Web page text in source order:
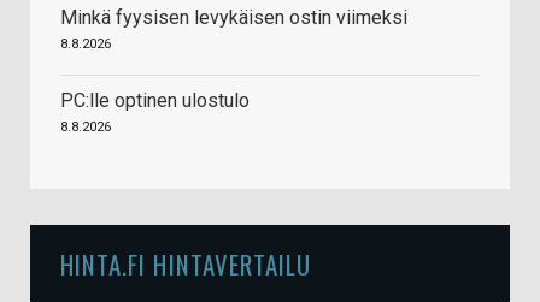
Minkä fyysisen levykäisen ostin viimeksi
8.8.2026
PC:lle optinen ulostulo
8.8.2026
HINTA.FI HINTAVERTAILU